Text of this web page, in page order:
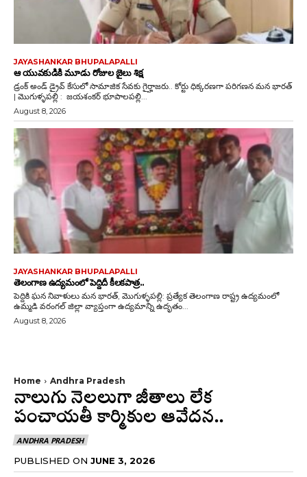
JAYASHANKAR BHUPALAPALLI
ఆ యువకుడికి మూడు రోజుల జైలు శిక్ష
డ్రంక్‌ అండ్‌ డ్రైవ్‌ కేసులో సామాజిక సేవకు గైర్హాజరు.. కోర్టు ధిక్కరణగా పరిగణన మన భారత్
| మొగుళ్ళపల్లి : జయశంకర్ భూపాలపల్లి...
August 8, 2026
JAYASHANKAR BHUPALAPALLI
తెలంగాణ ఉద్యమంలో పెద్దిదీ కీలకపాత్ర..
పెద్దికి ఘన నివాళులు మన భారత్, మొగుళ్ళపల్లి: ప్రత్యేక తెలంగాణ రాష్ట్ర ఉద్యమంలో
ఉమ్మడి వరంగల్ జిల్లా వ్యాప్తంగా ఉద్యమాన్ని ఉదృతం...
August 8, 2026